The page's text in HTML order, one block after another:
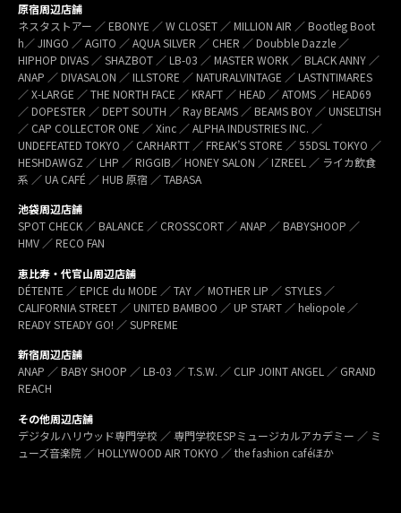
原宿周辺店舗
ネスタストアー ／ EBONYE ／ W CLOSET ／ MILLION AIR ／ Bootleg Boot
h／ JINGO ／ AGITO ／ AQUA SILVER ／ CHER ／ Doubble Dazzle ／
HIPHOP DIVAS ／ SHAZBOT ／ LB-03 ／ MASTER WORK ／ BLACK ANNY ／
ANAP ／ DIVASALON ／ ILLSTORE ／ NATURALVINTAGE ／ LASTNTIMARES
／ X-LARGE ／ THE NORTH FACE ／ KRAFT ／ HEAD ／ ATOMS ／ HEAD69
／ DOPESTER ／ DEPT SOUTH ／ Ray BEAMS ／ BEAMS BOY ／ UNSELTISH
／ CAP COLLECTOR ONE ／ Xinc ／ ALPHA INDUSTRIES INC. ／
UNDEFEATED TOKYO ／ CARHARTT ／ FREAK’S STORE ／ 55DSL TOKYO ／
HESHDAWGZ ／ LHP ／ RIGGIB／ HONEY SALON ／ IZREEL ／ ライカ飲食
系 ／ UA CAFÉ ／ HUB 原宿 ／ TABASA
池袋周辺店舗
SPOT CHECK ／ BALANCE ／ CROSSCORT ／ ANAP ／ BABYSHOOP ／
HMV ／ RECO FAN
恵比寿・代官山周辺店舗
DÉTENTE ／ EPICE du MODE ／ TAY ／ MOTHER LIP ／ STYLES ／
CALIFORNIA STREET ／ UNITED BAMBOO ／ UP START ／ heliopole ／
READY STEADY GO! ／ SUPREME
新宿周辺店舗
ANAP ／ BABY SHOOP ／ LB-03 ／ T.S.W. ／ CLIP JOINT ANGEL ／ GRAND
REACH
その他周辺店舗
デジタルハリウッド専門学校 ／ 専門学校ESPミュージカルアカデミー ／ ミ
ューズ音楽院 ／ HOLLYWOOD AIR TOKYO ／ the fashion caféほか